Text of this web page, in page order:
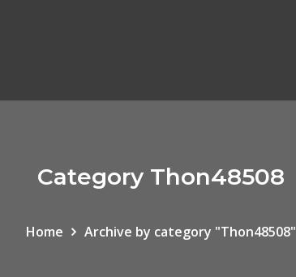
Category Thon48508
Home Archive by category "Thon48508"